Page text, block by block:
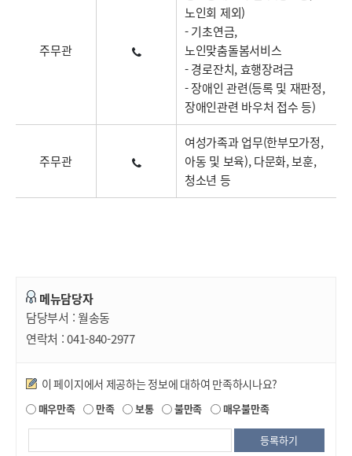
주무관
노인회 제외)
- 기초연금,
노인맞춤돌봄서비스
- 경로잔치, 효행장려금
- 장애인 관련(등록 및 재판정,
장애인관련 바우처 접수 등)
주무관
여성가족과 업무(한부모가정,
아동 및 보육), 다문화, 보훈,
청소년 등
메뉴담당자
담당부서 :월송동
연락처 :041-840-2977
만족도조사
이 페이지에서 제공하는 정보에 대하여 만족하시나요?
매우만족 만족 보통 불만족 매우불만족